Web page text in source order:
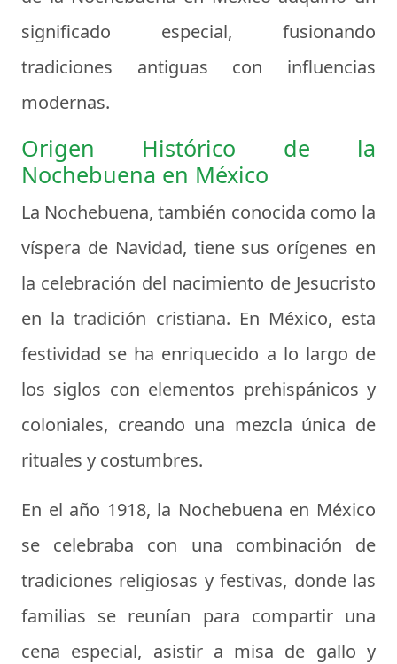
significado especial, fusionando
tradiciones antiguas con influencias
modernas.
Origen Histórico de la
Nochebuena en México
La Nochebuena, también conocida como la
víspera de Navidad, tiene sus orígenes en
la celebración del nacimiento de Jesucristo
en la tradición cristiana. En México, esta
festividad se ha enriquecido a lo largo de
los siglos con elementos prehispánicos y
coloniales, creando una mezcla única de
rituales y costumbres.
En el año 1918, la Nochebuena en México
se celebraba con una combinación de
tradiciones religiosas y festivas, donde las
familias se reunían para compartir una
cena especial, asistir a misa de gallo y